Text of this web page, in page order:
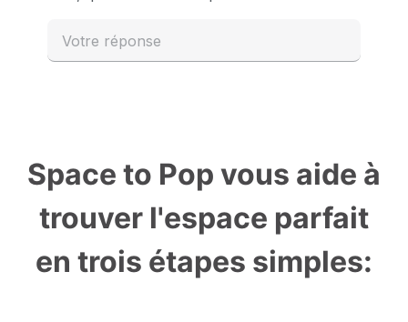
Space to Pop vous aide à
trouver l'espace parfait
en trois étapes simples: